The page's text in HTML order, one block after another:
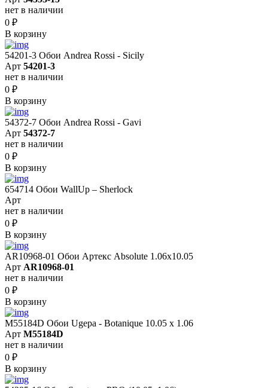
нет в наличии
0 ₽
В корзину
54201-3 Обои Andrea Rossi - Sicily
Арт 54201-3
нет в наличии
0 ₽
В корзину
54372-7 Обои Andrea Rossi - Gavi
Арт 54372-7
нет в наличии
0 ₽
В корзину
654714 Обои WallUp – Sherlock
Арт
нет в наличии
0 ₽
В корзину
AR10968-01 Обои Артекс Absolute 1.06x10.05
Арт AR10968-01
нет в наличии
0 ₽
В корзину
M55184D Обои Ugepa - Botanique 10.05 х 1.06
Арт M55184D
нет в наличии
0 ₽
В корзину